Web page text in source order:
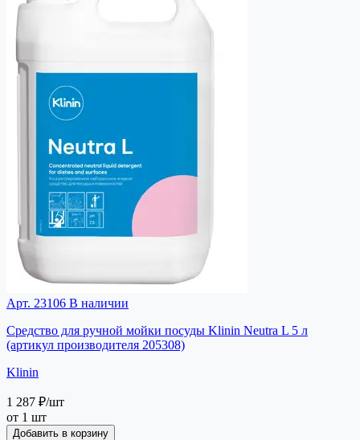
Арт. 23106 В наличии
Средство для ручной мойки посуды Klinin Neutra L 5 л
(артикул производителя 205308)
Klinin
1 287 ₽/шт
от 1 шт
Добавить в корзину